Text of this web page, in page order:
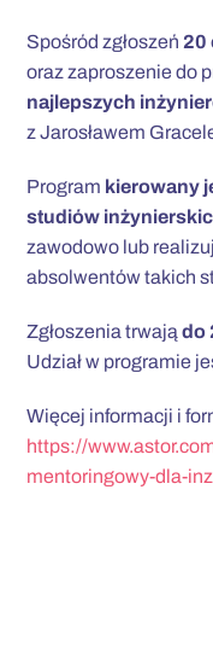
Spośród zgłoszeń 20
oraz zaproszenie do
najlepszych
z Jarosławem
Program kierowany
studiów
zawodowo lub
absolwentów takich
Zgłoszenia trwajądo
Udział w programie
Więcej informacji i
https://
mentoringowy-dla-